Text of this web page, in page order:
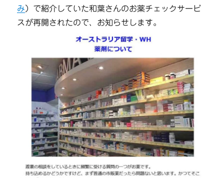
み）で紹介していた和葉さんのお薬チェックサービ
スが再開されたので、お知らせします。